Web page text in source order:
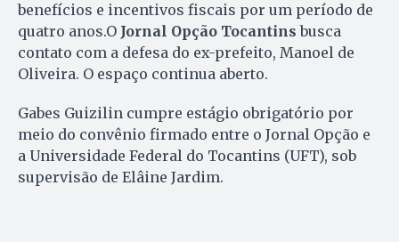
benefícios e incentivos fiscais por um período de
quatro anos.O Jornal Opção Tocantins busca
contato com a defesa do ex-prefeito, Manoel de
Oliveira. O espaço continua aberto.
Gabes Guizilin cumpre estágio obrigatório por
meio do convênio firmado entre o Jornal Opção e
a Universidade Federal do Tocantins (UFT), sob
supervisão de Elâine Jardim.